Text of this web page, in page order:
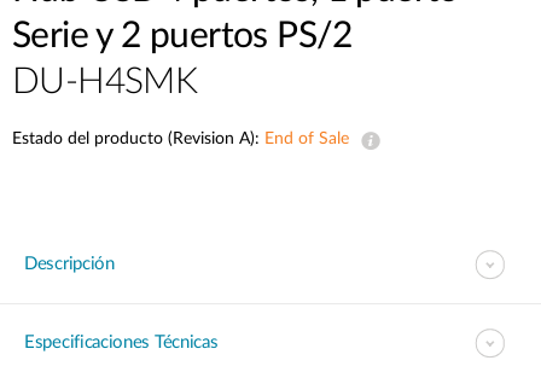
Serie y 2 puertos PS/2
DU-H4SMK
Estado del producto (Revision A): End of Sale
Descripción
Especificaciones Técnicas